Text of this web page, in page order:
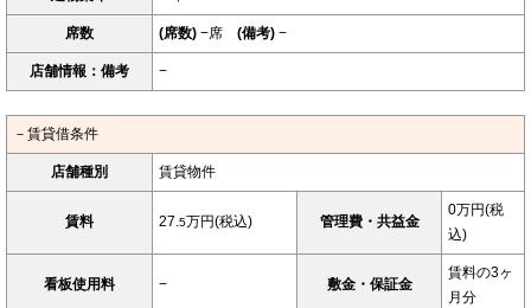
席数 (席数) −席 (備考) −
店舗情報：備考 −
－賃貸借条件
店舗種別 賃貸物件
賃料 27.5万円(税込) 管理費・共益金
0万円(税
込)
看板使用料 − 敷金・保証金
賃料の3ヶ
月分